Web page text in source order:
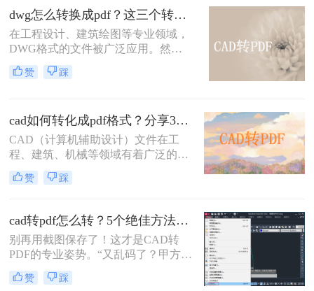
pdf格式的文件呢？本文将介绍两种将
CAD转换为PDF的方法。
dwg怎么转换成pdf？这三个转换方法了解一下！
在工程设计、建筑绘图等专业领域，
DWG格式的文件被广泛应用。然
而，在某些情况下，我们可能需要将
其转换为PDF格式，以便更方便地共
换成PDF的方法。
赞 踩
cad如何转化成pdf格式？分享3个操作简单的方法！
CAD（计算机辅助设计）文件在工
程、建筑、机械等领域有着广泛的应
用，但有时候我们需要将这些文件转
换成PDF格式以便分享、查看或打
本文将介绍三种将CAD文件转换成
PDF的方法。
赞 踩
cad转pdf怎么转？5个绝佳方法，工程师私藏技巧公开！
别再用截图保存了！这才是CAD转
PDF的专业姿势。“又乱码了？甲方说
图纸打不开！” 这是许多设计师和工
程师在交付文件时最怕听到的一句
赞 踩